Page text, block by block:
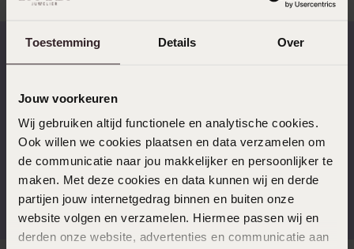
Toestemming Details Over
Jouw voorkeuren
Wij gebruiken altijd functionele en analytische cookies.
Ook willen we cookies plaatsen en data verzamelen om
de communicatie naar jou makkelijker en persoonlijker te
maken. Met deze cookies en data kunnen wij en derde
partijen jouw internetgedrag binnen en buiten onze
website volgen en verzamelen. Hiermee passen wij en
derden onze website, advertenties en communicatie aan
Kostenloser Versand ab
€49
Bewertet mit 4,58 / 5
(55.000+ reviews)